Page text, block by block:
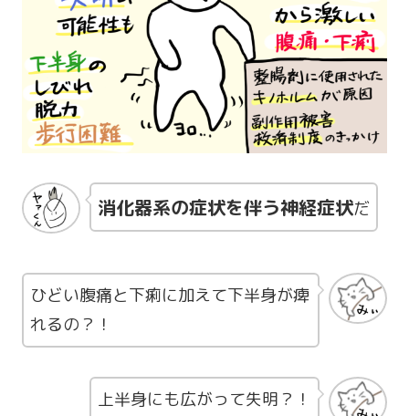
消化器系の症状を伴う神経症状だ
ひどい腹痛と下痢に加えて下半身が痺
れるの？！
上半身にも広がって失明？！